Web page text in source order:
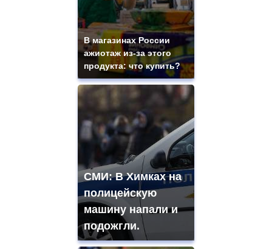
В магазинах России
ажиотаж из-за этого
продукта: что купить?
СМИ: В Химках на
полицейскую
машину напали и
подожгли.